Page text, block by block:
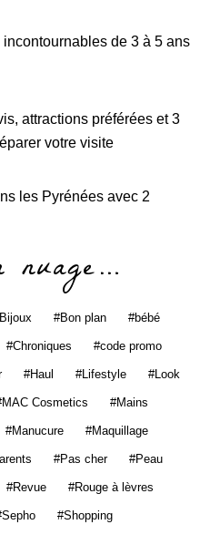
de 3 à 5 ans
attractions préférées et 3
votre visite
les Pyrénées avec 2
nuage…
Bon plan bébé
Chroniques code promo
Haul Lifestyle Look
MAC Cosmetics Mains
Manucure Maquillage
Pas cher Peau
Revue Rouge à lèvres
Sepho Shopping